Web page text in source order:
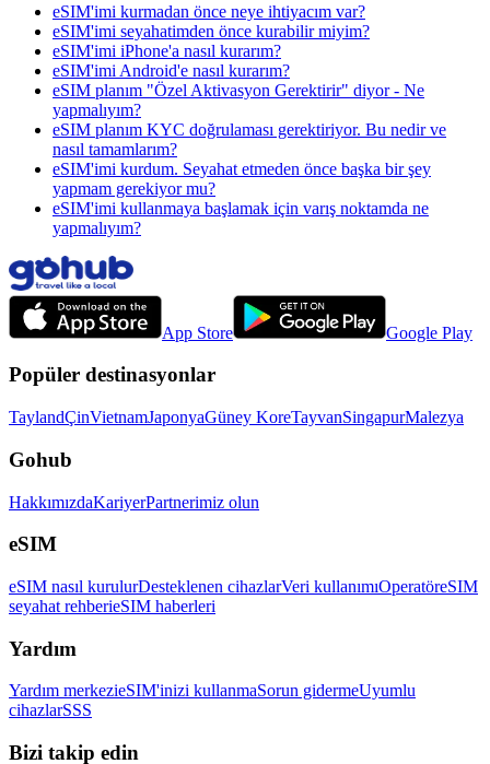
eSIM'imi kurmadan önce neye ihtiyacım var?
eSIM'imi seyahatimden önce kurabilir miyim?
eSIM'imi iPhone'a nasıl kurarım?
eSIM'imi Android'e nasıl kurarım?
eSIM planım "Özel Aktivasyon Gerektirir" diyor - Ne
yapmalıyım?
eSIM planım KYC doğrulaması gerektiriyor. Bu nedir ve
nasıl tamamlarım?
eSIM'imi kurdum. Seyahat etmeden önce başka bir şey
yapmam gerekiyor mu?
eSIM'imi kullanmaya başlamak için varış noktamda ne
yapmalıyım?
App Store Google Play
Popüler destinasyonlar
TaylandÇinVietnamJaponyaGüney KoreTayvanSingapurMalezya
Gohub
HakkımızdaKariyerPartnerimiz olun
eSIM
eSIM nasıl kurulurDesteklenen cihazlarVeri kullanımıOperatöreSIM
seyahat rehberieSIM haberleri
Yardım
Yardım merkezieSIM'inizi kullanmaSorun gidermeUyumlu
cihazlarSSS
Bizi takip edin